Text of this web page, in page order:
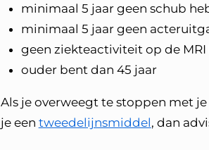
minimaal 5 jaar geen schub
minimaal 5 jaar geen
geen ziekteactiviteit op de
ouder bent dan 45 jaar
Als je overweegt te stoppen met
je een tweedelijnsmiddel, dan